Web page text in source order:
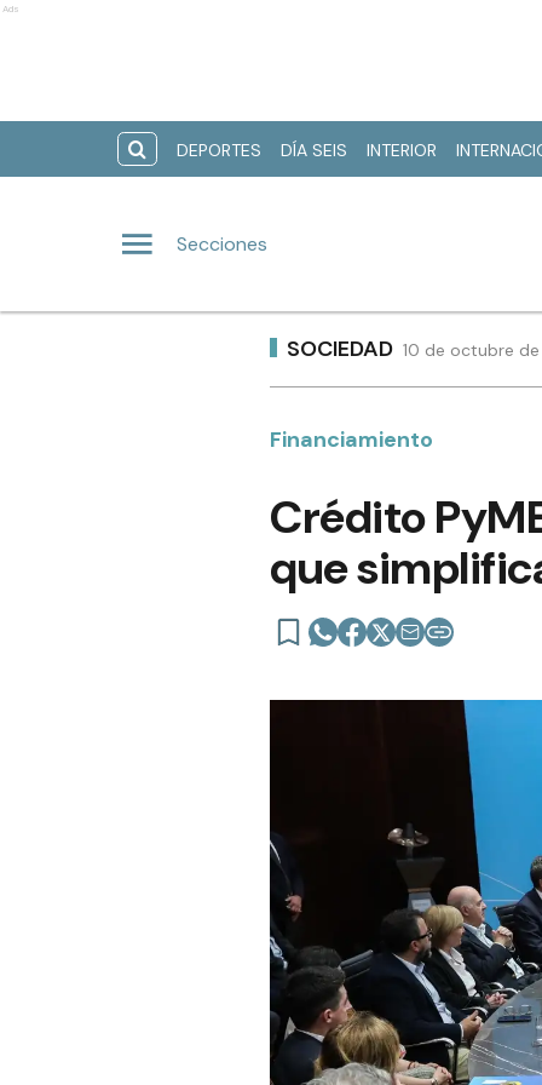
Ads
DEPORTES DÍA SEIS INTERIOR
Secciones
SOCIEDAD 10 de octubre
Financiamiento
Crédito
que